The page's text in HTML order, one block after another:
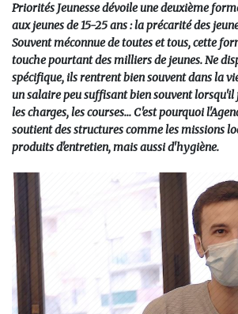
Priorités Jeunesse dévoile une deuxième
aux jeunes de 15-25 ans : la précarité des
Souvent méconnue de toutes et tous, cette
touche pourtant des milliers de jeunes. Ne
spécifique, ils rentrent bien souvent dans la
un salaire peu suffisant bien souvent
les charges, les courses... C'est pourquoi
soutient des structures comme les missions
produits d'entretien, mais aussi d'hygiène.